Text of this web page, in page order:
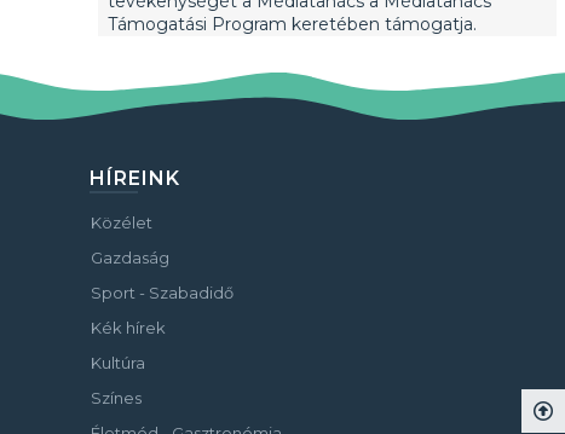
Támogatási Program keretében támogatja.
HÍREINK
Közélet
Gazdaság
Sport - Szabadidő
Kék hírek
Kultúra
Színes